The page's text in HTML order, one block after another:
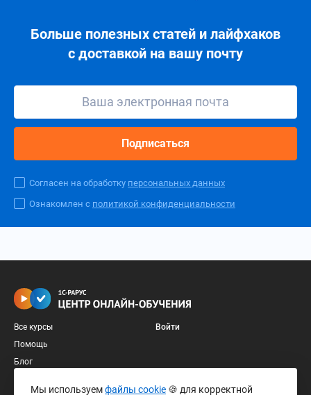
Больше полезных статей и лайфхаков
с доставкой на вашу почту
Подписаться
Согласен на обработку персональных данных
Ознакомлен с политикой конфиденциальности
Все курсы
Помощь
Блог
Войти
+7 (495) 642-78-78
Мы используемфайлы cookie 🍪 для корректной